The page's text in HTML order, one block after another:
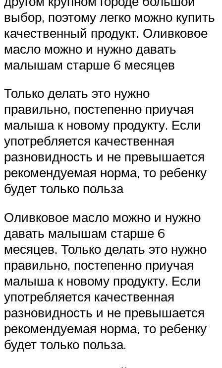
выбор, поэтому легко можно купить
качественный продукт. Оливковое
масло можно и нужно давать
малышам старше 6 месяцев
Только делать это нужно
правильно, постепенно приучая
малыша к новому продукту. Если
употребляется качественная
разновидность и не превышается
рекомендуемая норма, то ребенку
будет только польза
Оливковое масло можно и нужно
давать малышам старше 6
месяцев. Только делать это нужно
правильно, постепенно приучая
малыша к новому продукту. Если
употребляется качественная
разновидность и не превышается
рекомендуемая норма, то ребенку
будет только польза.